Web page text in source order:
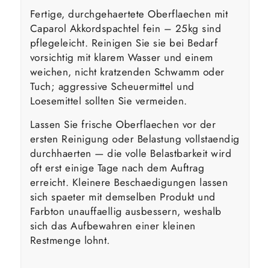
Fertige, durchgehaertete Oberflaechen mit
Caparol Akkordspachtel fein – 25kg sind
pflegeleicht. Reinigen Sie sie bei Bedarf
vorsichtig mit klarem Wasser und einem
weichen, nicht kratzenden Schwamm oder
Tuch; aggressive Scheuermittel und
Loesemittel sollten Sie vermeiden.
Lassen Sie frische Oberflaechen vor der
ersten Reinigung oder Belastung vollstaendig
durchhaerten — die volle Belastbarkeit wird
oft erst einige Tage nach dem Auftrag
erreicht. Kleinere Beschaedigungen lassen
sich spaeter mit demselben Produkt und
Farbton unauffaellig ausbessern, weshalb
sich das Aufbewahren einer kleinen
Restmenge lohnt.